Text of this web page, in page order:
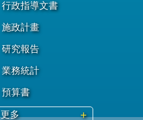
行政指導文書
施政計畫
研究報告
業務統計
預算書
更多